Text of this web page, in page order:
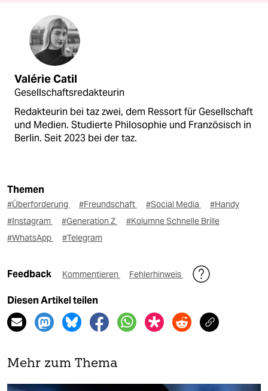
Valérie Catil
Gesellschaftsredakteurin
Redakteurin bei taz zwei, dem Ressort für Gesellschaft
und Medien. Studierte Philosophie und Französisch in
Berlin. Seit 2023 bei der taz.
Themen
#Überforderung #Freundschaft #Social Media
#Handy
#Instagram
#Generation Z
#Kolumne Schnelle Brille
#WhatsApp
#Telegram
Feedback Kommentieren Fehlerhinweis
Diesen Artikel teilen
Mehr zum Thema